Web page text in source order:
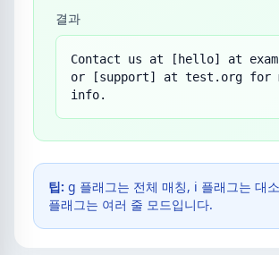
결과
Contact us at [hello] at
or [support] at test.org for
info.
팁: g 플래그는 전체 매칭, i 플래그는 대
플래그는 여러 줄 모드입니다.